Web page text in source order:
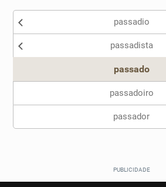
Nenhum dos sinônimos apresentados
passadio
passadista
passado
passadoiro
passador